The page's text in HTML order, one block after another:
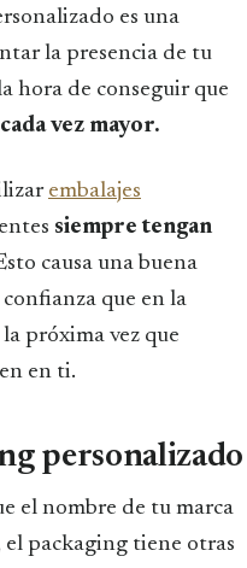
es una
la presencia de tu
hora de conseguir que
vez mayor.
embalajes
siempre tengan
causa una buena
que en la
próxima vez que
en ti.
personalizado
el nombre de tu marca
el packaging tiene otras